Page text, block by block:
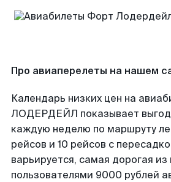
Про авиаперелеты на нашем
Календарь низких цен на
ЛОДЕРДЕЙЛ показывает
каждую неделю по маршруту
рейсов и 10 рейсов с
варьируется, самая дорогая
пользователями 9000 рублей